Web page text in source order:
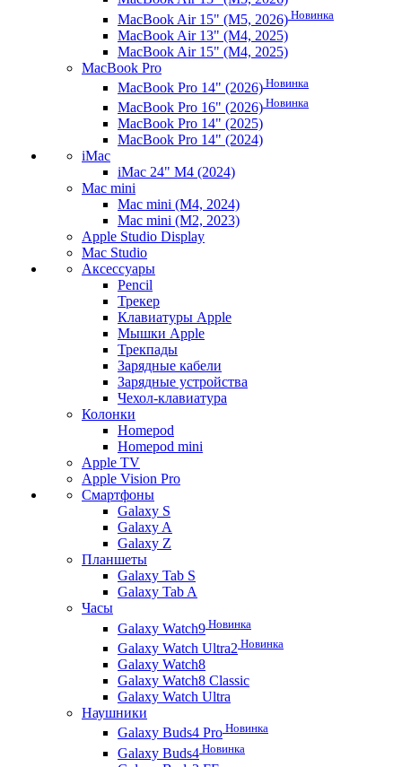
MacBook Air 15" (M5, 2026) Новинка
MacBook Air 13" (M4, 2025)
MacBook Air 15" (M4, 2025)
MacBook Pro
MacBook Pro 14" (2026) Новинка
MacBook Pro 16" (2026) Новинка
MacBook Pro 14" (2025)
MacBook Pro 14" (2024)
iMac
iMac 24" M4 (2024)
Mac mini
Mac mini (M4, 2024)
Mac mini (M2, 2023)
Apple Studio Display
Mac Studio
Аксессуары
Pencil
Трекер
Клавиатуры Apple
Мышки Apple
Трекпады
Зарядные кабели
Зарядные устройства
Чехол-клавиатура
Колонки
Homepod
Homepod mini
Apple TV
Apple Vision Pro
Смартфоны
Galaxy S
Galaxy A
Galaxy Z
Планшеты
Galaxy Tab S
Galaxy Tab A
Часы
Galaxy Watch9 Новинка
Galaxy Watch Ultra2 Новинка
Galaxy Watch8
Galaxy Watch8 Classic
Galaxy Watch Ultra
Наушники
Galaxy Buds4 Pro Новинка
Galaxy Buds4 Новинка